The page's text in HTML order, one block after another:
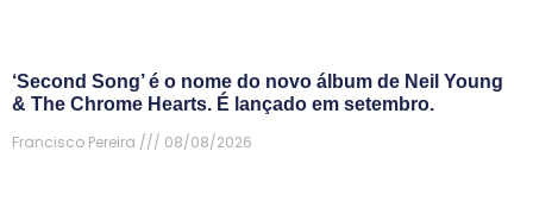
‘Second Song’ é o nome do novo álbum de Neil Young
& The Chrome Hearts. É lançado em setembro.
Francisco Pereira
08/08/2026